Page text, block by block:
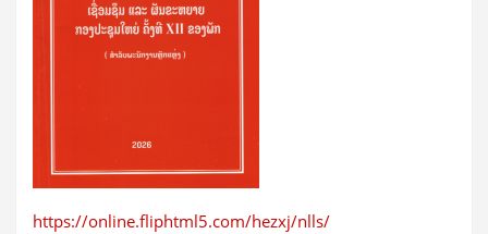
https://online.fliphtml5.com/hezxj/nlls/